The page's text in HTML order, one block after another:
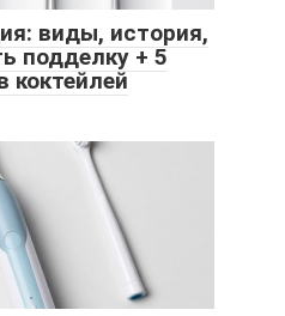
виды, история,
подделку + 5
коктейлей